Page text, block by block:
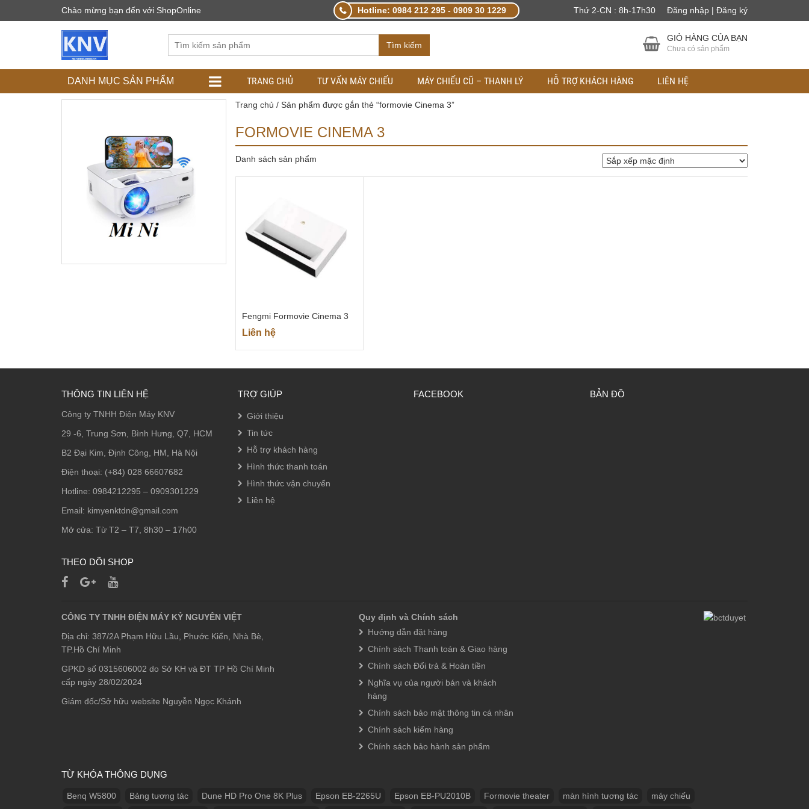
Chào mừng bạn đến với ShopOnline Hotline: 0984 212 295 - 0909 30 1229 Thứ 2-CN : 8h-17h30 Đăng nhập | Đăng ký
Tìm kiếm
GIỎ HÀNG CỦA BẠN
Chưa có sản phẩm
DANH MỤC SẢN PHẨM TRANG CHỦ TƯ VẤN MÁY CHIẾU MÁY CHIẾU CŨ – THANH LÝ HỖ TRỢ KHÁCH HÀNG LIÊN HỆ
Trang chủ / Sản phẩm được gắn thẻ “formovie Cinema 3”
FORMOVIE CINEMA 3
Danh sách sản phẩm
Fengmi Formovie Cinema 3
Liên hệ
THÔNG TIN LIÊN HỆ
Công ty TNHH Điện Máy KNV
29 -6, Trung Sơn, Bình Hưng, Q7, HCM
B2 Đại Kim, Định Công, HM, Hà Nội
Điện thoại: (+84) 028 66607682
Hotline: 0984212295 – 0909301229
Email: kimyenktdn@gmail.com
Mở cửa: Từ T2 – T7, 8h30 – 17h00
THEO DÕI SHOP
TRỢ GIÚP
Giới thiệu
Tin tức
Hỗ trợ khách hàng
Hình thức thanh toán
Hình thức vận chuyển
Liên hệ
FACEBOOK BẢN ĐỒ
CÔNG TY TNHH ĐIỆN MÁY KỶ NGUYÊN VIỆT
Địa chỉ: 387/2A Phạm Hữu Lầu, Phước Kiển, Nhà Bè,
TP.Hồ Chí Minh
GPKD số 0315606002 do Sở KH và ĐT TP Hồ Chí Minh
cấp ngày 28/02/2024
Giám đốc/Sở hữu website Nguyễn Ngọc Khánh
Quy định và Chính sách
Hướng dẫn đặt hàng
Chính sách Thanh toán & Giao hàng
Chính sách Đổi trả & Hoàn tiền
Nghĩa vụ của người bán và khách
hàng
Chính sách bảo mật thông tin cá nhân
Chính sách kiểm hàng
Chính sách bảo hành sản phẩm
TỪ KHÓA THÔNG DỤNG
Benq W5800 Bảng tương tác Dune HD Pro One 8K Plus Epson EB-2265U Epson EB-PU2010B Formovie theater màn hình tương tác
máy chiếu